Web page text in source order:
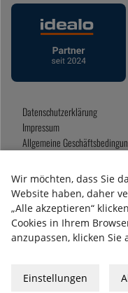
Datenschutzerklärung
Impressum
Allgemeine
2026
Wir möchten, dass Sie
Website haben, daher
„Alle akzeptieren“
Cookies in Ihrem
anzupassen, klicken Sie
Einstellungen